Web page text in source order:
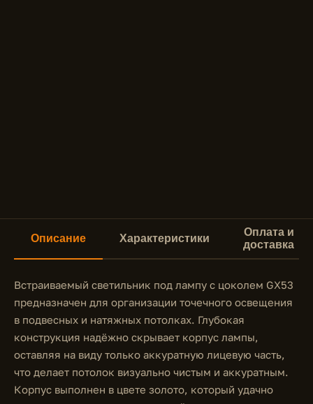
Описание Характеристики
Оплата и
доставка
Встраиваемый светильник под лампу с цоколем GX53
предназначен для организации точечного освещения
в подвесных и натяжных потолках. Глубокая
конструкция надёжно скрывает корпус лампы,
оставляя на виду только аккуратную лицевую часть,
что делает потолок визуально чистым и аккуратным.
Корпус выполнен в цвете золото, который удачно